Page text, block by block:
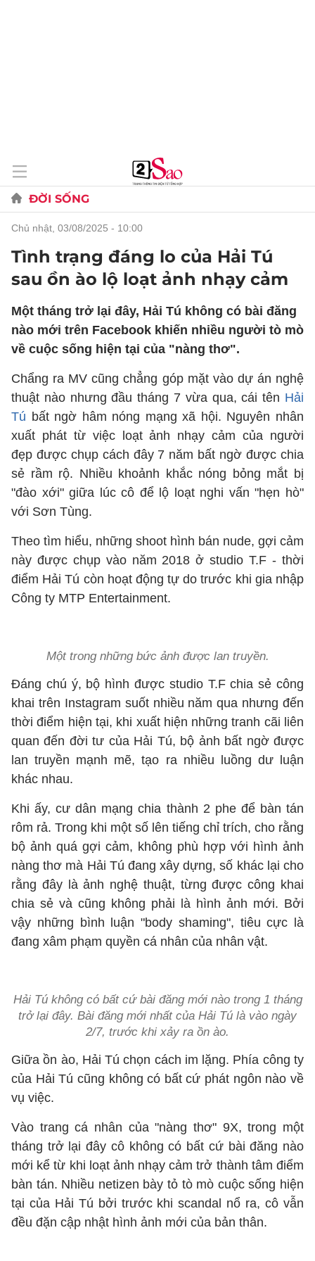
ĐỜI SỐNG
chủ nhật, 03/08/2025 - 10:00
Tình trạng đáng lo của Hải Tú
sau ồn ào lộ loạt ảnh nhạy cảm
Một tháng trở lại đây, Hải Tú không có bài đăng
nào mới trên Facebook khiến nhiều người tò mò
về cuộc sống hiện tại của "nàng thơ".
Chẩng ra MV cũng chẳng góp mặt vào dự án nghệ
thuật nào nhưng đầu tháng 7 vừa qua, cái tên Hải
Tú bất ngờ hâm nóng mạng xã hội. Nguyên nhân
xuất phát từ việc loạt ảnh nhạy cảm của người
đẹp được chụp cách đây 7 năm bất ngờ được chia
sẻ rầm rộ. Nhiều khoảnh khắc nóng bỏng mắt bị
"đào xới" giữa lúc cô để lộ loạt nghi vấn "hẹn hò"
với Sơn Tùng.
Theo tìm hiểu, những shoot hình bán nude, gợi cảm
này được chụp vào năm 2018 ở studio T.F - thời
điểm Hải Tú còn hoạt động tự do trước khi gia nhập
Công ty MTP Entertainment.
Một trong những bức ảnh được lan truyền.
Đáng chú ý, bộ hình được studio T.F chia sẻ công
khai trên Instagram suốt nhiều năm qua nhưng đến
thời điểm hiện tại, khi xuất hiện những tranh cãi liên
quan đến đời tư của Hải Tú, bộ ảnh bất ngờ được
lan truyền mạnh mẽ, tạo ra nhiều luồng dư luận
khác nhau.
Khi ấy, cư dân mạng chia thành 2 phe để bàn tán
rôm rả. Trong khi một số lên tiếng chỉ trích, cho rằng
bộ ảnh quá gợi cảm, không phù hợp với hình ảnh
nàng thơ mà Hải Tú đang xây dựng, số khác lại cho
rằng đây là ảnh nghệ thuật, từng được công khai
chia sẻ và cũng không phải là hình ảnh mới. Bởi
vậy những bình luận "body shaming", tiêu cực là
đang xâm phạm quyền cá nhân của nhân vật.
Hải Tú không có bất cứ bài đăng mới nào trong 1 tháng
trở lại đây. Bài đăng mới nhất của Hải Tú là vào ngày
2/7, trước khi xảy ra ồn ào.
Giữa ồn ào, Hải Tú chọn cách im lặng. Phía công ty
của Hải Tú cũng không có bất cứ phát ngôn nào về
vụ việc.
Vào trang cá nhân của "nàng thơ" 9X, trong một
tháng trở lại đây cô không có bất cứ bài đăng nào
mới kể từ khi loạt ảnh nhạy cảm trở thành tâm điểm
bàn tán. Nhiều netizen bày tỏ tò mò cuộc sống hiện
tại của Hải Tú bởi trước khi scandal nổ ra, cô vẫn
đều đặn cập nhật hình ảnh mới của bản thân.